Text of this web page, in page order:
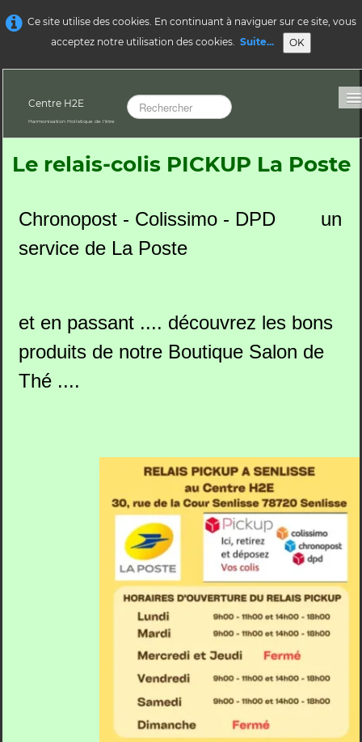
Ce site utilise des cookies. En continuant à naviguer sur ce site, vous
acceptez notre utilisation des cookies. Suite... OK
Centre H2E
Harmonisation Holistique de l'être
Le Centre H2E
Pour les Entreprises
Le relais-colis PICKUP La Poste
Chronopost - Colissimo - DPD un
service de La Poste
et en passant .... découvrez les bons
produits de notre Boutique Salon de
Thé ....